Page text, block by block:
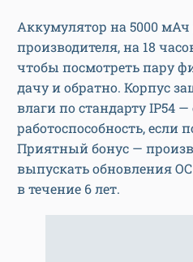
Аккумулятор на 5000
производителя, на 18
чтобы посмотреть пару
дачу и обратно. Корпус
влаги по стандарту IP54
работоспособность, если
Приятный бонус —
выпускать обновления
в течение 6 лет.